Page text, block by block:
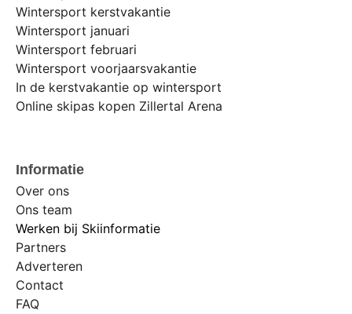
Wintersport kerstvakantie
Wintersport januari
Wintersport februari
Wintersport voorjaarsvakantie
In de kerstvakantie op wintersport
Online skipas kopen Zillertal Arena
Informatie
Over ons
Ons team
Werken bij Skiinformatie
Partners
Adverteren
Contact
FAQ